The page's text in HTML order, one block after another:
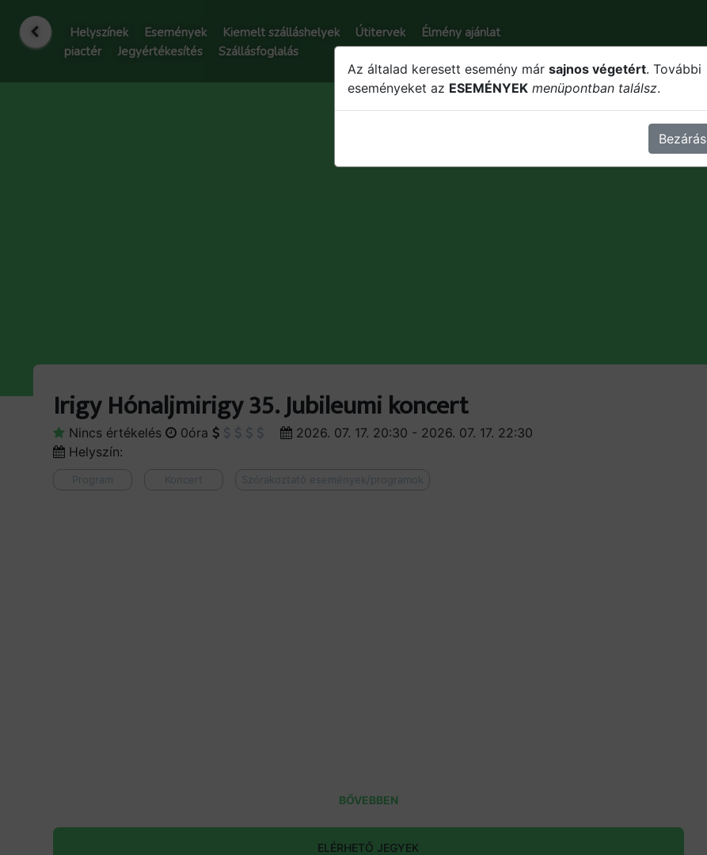
Helyszínek Események Kiemelt szálláshelyek Útitervek
Élmény ajánlat
piactér
Jegyértékesítés Szállásfoglalás
Irigy Hónaljmirigy 35. Jubileumi koncert
Nincs értékelés 0óra
2026. 07. 17. 20:30 - 2026. 07. 17. 22:30
Helyszín:
Program Koncert Szórakoztató események/programok
BŐVEBBEN
ELÉRHETŐ JEGYEK
Az általad keresett esemény már sajnos végetért. További
eseményeket az ESEMÉNYEK menüpontban találsz.
Bezárás